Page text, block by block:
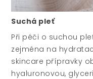
Suchá pleť
Při péči o suchou
zejména na
skincare přípravky
hyaluronovou,